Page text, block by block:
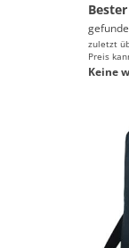
zuletzt
Preis
Keine